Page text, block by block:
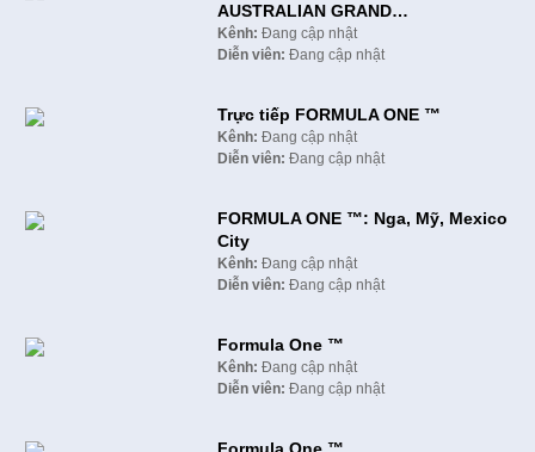
AUSTRALIAN GRAND…
Kênh: Đang cập nhật
Diễn viên: Đang cập nhật
Trực tiếp FORMULA ONE ™
Kênh: Đang cập nhật
Diễn viên: Đang cập nhật
FORMULA ONE ™: Nga, Mỹ, Mexico
City
Kênh: Đang cập nhật
Diễn viên: Đang cập nhật
Formula One ™
Kênh: Đang cập nhật
Diễn viên: Đang cập nhật